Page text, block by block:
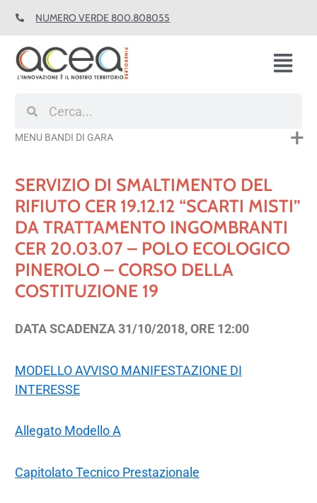
NUMERO VERDE 800.808055
MENU BANDI DI GARA
SERVIZIO DI SMALTIMENTO DEL
RIFIUTO CER 19.12.12 “SCARTI MISTI”
DA TRATTAMENTO INGOMBRANTI
CER 20.03.07 – POLO ECOLOGICO
PINEROLO – CORSO DELLA
COSTITUZIONE 19
DATA SCADENZA 31/10/2018, ORE 12:00
MODELLO AVVISO MANIFESTAZIONE DI
INTERESSE
Allegato Modello A
Capitolato Tecnico Prestazionale